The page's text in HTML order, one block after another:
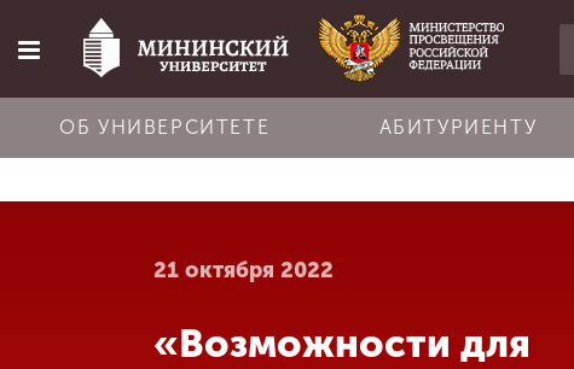
Главная
Об университете
Абитуриенту
ОБ УНИВЕРСИТЕТЕ АБИТУРИЕНТУ
21 октября 2022
«Возможности для